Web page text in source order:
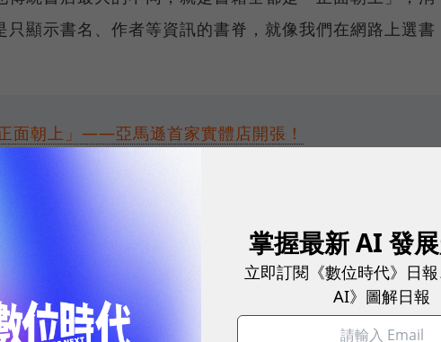
只顯示書名、作者等資訊的書脊，就像我們在網路上選書
面朝上」——亞馬遜首家實體店開張！
是只有「文學」、「雜誌」、「科普」等這樣單調的分
店時，最下方會往往會看到類似「買了這本書的人，可能
的人，也瀏覽……」這樣的推薦書單。
！國際品牌X經理人特別肯定，展現AI時代最具潛力的核心
掌握最新 AI 發
立即訂閱《數位時代》日
AI》圖解日報